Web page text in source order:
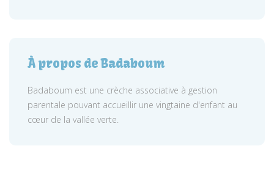
À propos de Badaboum
Badaboum est une crèche associative à gestion
parentale pouvant accueillir une vingtaine d'enfant au
cœur de la vallée verte.